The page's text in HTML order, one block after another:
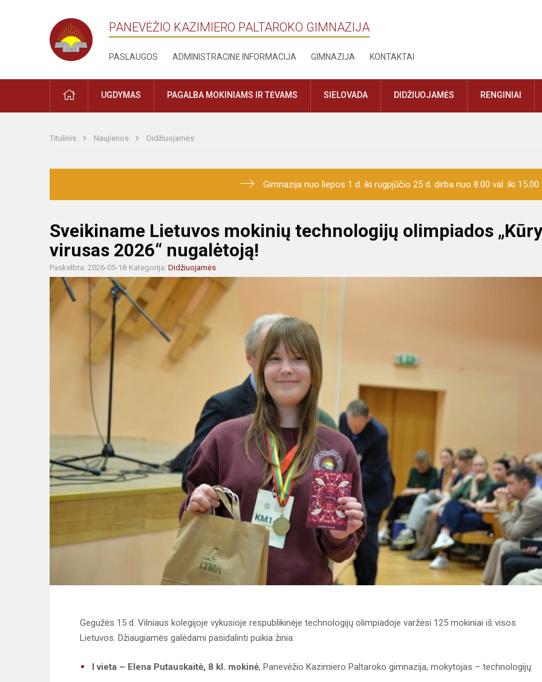
PANEVĖŽIO KAZIMIERO PALTAROKO GIMNAZIJA
PASLAUGOS ADMINISTRACINĖ INFORMACIJA GIMNAZIJA KONTAKTAI
PRADŽIAUGDYMAS PAGALBA MOKINIAMS IR TĖVAMS SIELOVADA DIDŽIUOJAMĖS RENGINIAI
Titulinis Naujienos Didžiuojamės
Gimnazija nuo liepos 1 d. iki rugpjūčio 25 d. dirba nuo 8.00 val. iki 15.00
Sveikiname Lietuvos mokinių technologijų olimpiados
virusas 2026“ nugalėtoją!
Paskelbta: 2026-05-18 Kategorija: Didžiuojamės
Gegužės 15 d. Vilniaus kolegijoje vykusioje respublikinėje technologijų olimpiadoje varžėsi 125 mokiniai iš visos
Lietuvos. Džiaugiamės galėdami pasidalinti puikia žinia:
I vieta – Elena Putauskaitė, 8 kl. mokinė, Panevėžio Kazimiero Paltaroko gimnazija, mokytojas – technologijų